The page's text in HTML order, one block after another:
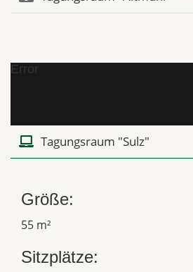
Error
Tagungsraum "Sulz"
Größe:
55 m²
Sitzplätze: